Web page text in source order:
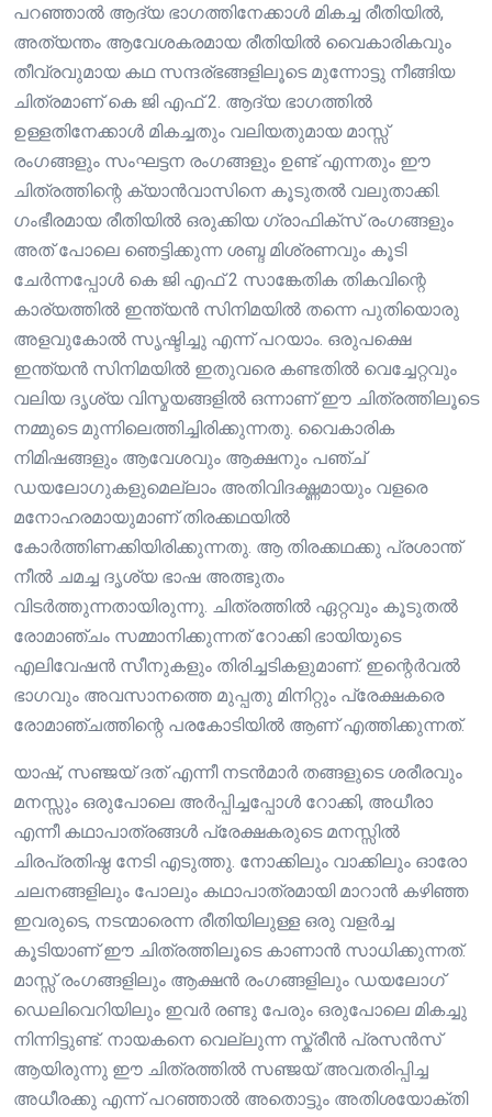
പറഞ്ഞാൽ ആദ്യ ഭാഗത്തിനേക്കാൾ മികച്ച രീതിയിൽ,
അത്യന്തം ആവേശകരമായ രീതിയിൽ വൈകാരികവും
തീവ്രവുമായ കഥ സന്ദര്ഭങ്ങളിലൂടെ മുന്നോട്ടു നീങ്ങിയ
ചിത്രമാണ് കെ ജി എഫ് 2. ആദ്യ ഭാഗത്തിൽ
ഉള്ളതിനേക്കാൾ മികച്ചതും വലിയതുമായ മാസ്സ്
രംഗങ്ങളും സംഘട്ടന രംഗങ്ങളും ഉണ്ട് എന്നതും ഈ
ചിത്രത്തിന്റെ ക്യാൻവാസിനെ കൂടുതൽ വലുതാക്കി.
ഗംഭീരമായ രീതിയിൽ ഒരുക്കിയ ഗ്രാഫിക്സ് രംഗങ്ങളും
അത് പോലെ ഞെട്ടിക്കുന്ന ശബ്ദ മിശ്രണവും കൂടി
ചേർന്നപ്പോൾ കെ ജി എഫ് 2 സാങ്കേതിക തികവിന്റെ
കാര്യത്തിൽ ഇന്ത്യൻ സിനിമയിൽ തന്നെ പുതിയൊരു
അളവുകോൽ സൃഷ്ടിച്ചു എന്ന് പറയാം. ഒരുപക്ഷെ
ഇന്ത്യൻ സിനിമയിൽ ഇതുവരെ കണ്ടതിൽ വെച്ചേറ്റവും
വലിയ ദൃശ്യ വിസ്മയങ്ങളിൽ ഒന്നാണ് ഈ ചിത്രത്തിലൂടെ
നമ്മുടെ മുന്നിലെത്തിച്ചിരിക്കുന്നതു. വൈകാരിക
നിമിഷങ്ങളും ആവേശവും ആക്ഷനും പഞ്ച്
ഡയലോഗുകളുമെല്ലാം അതിവിദഗ്ദ്ധമായും വളരെ
മനോഹരമായുമാണ് തിരക്കഥയിൽ
കോർത്തിണക്കിയിരിക്കുന്നതു. ആ തിരക്കഥക്കു പ്രശാന്ത്
നീൽ ചമച്ച ദൃശ്യ ഭാഷ അത്ഭുതം
വിടർത്തുന്നതായിരുന്നു. ചിത്രത്തിൽ ഏറ്റവും കൂടുതൽ
രോമാഞ്ചം സമ്മാനിക്കുന്നത് റോക്കി ഭായിയുടെ
എലിവേഷൻ സീനുകളും തിരിച്ചടികളുമാണ്. ഇന്റെർവൽ
ഭാഗവും അവസാനത്തെ മുപ്പതു മിനിറ്റും പ്രേക്ഷകരെ
രോമാഞ്ചത്തിന്റെ പരകോടിയിൽ ആണ് എത്തിക്കുന്നത്.
യാഷ്, സഞ്ജയ് ദത് എന്നീ നടൻമാർ തങ്ങളുടെ ശരീരവും
മനസ്സും ഒരുപോലെ അർപ്പിച്ചപ്പോൾ റോക്കി, അധീരാ
എന്നീ കഥാപാത്രങ്ങൾ പ്രേക്ഷകരുടെ മനസ്സിൽ
ചിരപ്രതിഷ്ഠ നേടി എടുത്തു. നോക്കിലും വാക്കിലും ഓരോ
ചലനങ്ങളിലും പോലും കഥാപാത്രമായി മാറാൻ കഴിഞ്ഞ
ഇവരുടെ, നടന്മാരെന്ന രീതിയിലുള്ള ഒരു വളർച്ച
കൂടിയാണ് ഈ ചിത്രത്തിലൂടെ കാണാൻ സാധിക്കുന്നത്.
മാസ്സ് രംഗങ്ങളിലും ആക്ഷൻ രംഗങ്ങളിലും ഡയലോഗ്
ഡെലിവെറിയിലും ഇവർ രണ്ടു പേരും ഒരുപോലെ മികച്ചു
നിന്നിട്ടുണ്ട്. നായകനെ വെല്ലുന്ന സ്ക്രീൻ പ്രസൻസ്
ആയിരുന്നു ഈ ചിത്രത്തിൽ സഞ്ജയ് അവതരിപ്പിച്ച
അധീരക്കു എന്ന് പറഞ്ഞാൽ അതൊട്ടും അതിശയോക്തി